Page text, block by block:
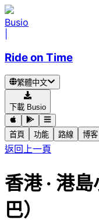
Busio
Ride on Time
繁體中文
下載 Busio
首頁 功能 路線 博客
返回上一頁
香港· 港島
巴）